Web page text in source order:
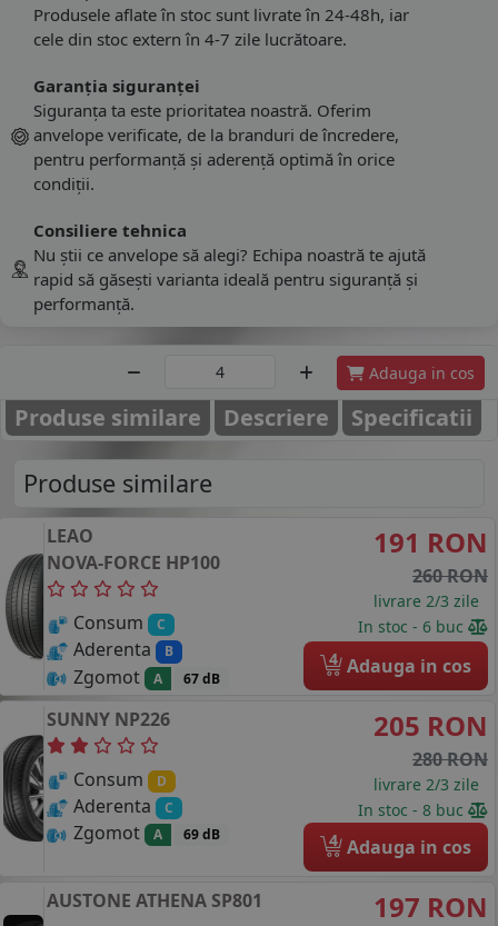
Produsele aflate în stoc sunt livrate în 24-48h, iar
cele din stoc extern în 4-7 zile lucrătoare.
Garanția siguranței
Siguranța ta este prioritatea noastră. Oferim
anvelope verificate, de la branduri de încredere,
pentru performanță și aderență optimă în orice
condiții.
Consiliere tehnica
Nu știi ce anvelope să alegi? Echipa noastră te ajută
rapid să găsești varianta ideală pentru siguranță și
performanță.
Adauga in cos
Produse similare Descriere Specificatii
Produse similare
LEAO
NOVA-FORCE HP100
Consum C
Aderenta B
Zgomot A 67 dB
191 RON
260 RON
livrare 2/3 zile
In stoc - 6 buc
4 Adauga in cos
SUNNY NP226
Consum D
Aderenta C
Zgomot A 69 dB
205 RON
280 RON
livrare 2/3 zile
In stoc - 8 buc
4 Adauga in cos
AUSTONE ATHENA SP801 197 RON